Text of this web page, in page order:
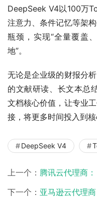
DeepSeek V4以100万
注意力、条件记忆等架
瓶颈，实现“全量覆盖
地”。
无论是企业级的财报分
的文献研读、长文本总
文档核心价值，让专业
接，将更多时间投入到核
DeepSeek V4
上一个： 腾讯云代理商：
下一个： 亚马逊云代理商：